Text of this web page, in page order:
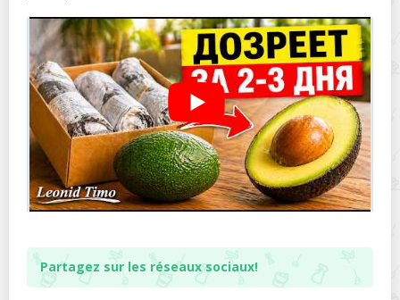
Partagez sur les réseaux sociaux!